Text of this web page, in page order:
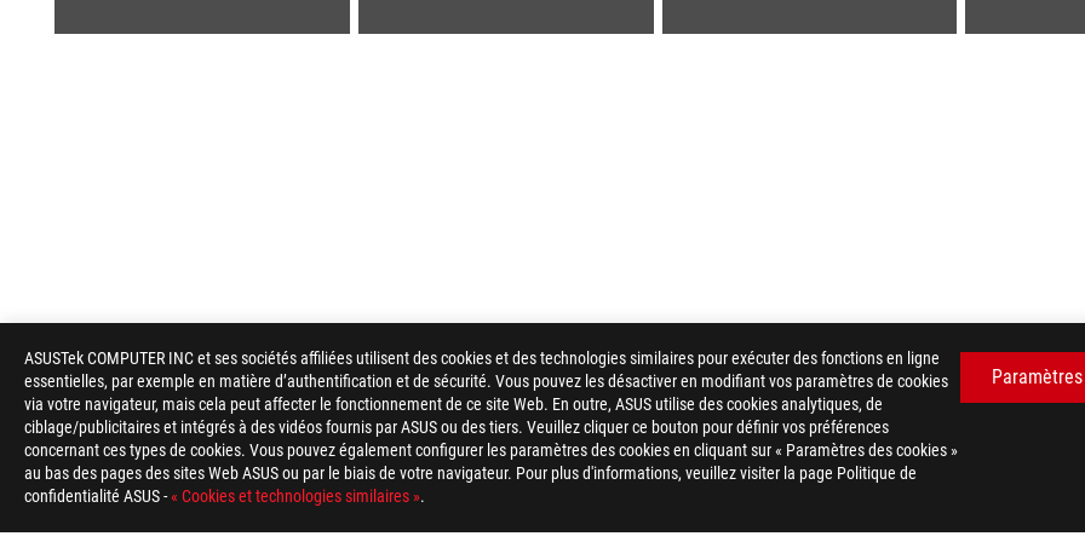
ASUSTek COMPUTER INC et ses sociétés affiliées utilisent des cookies et des technologies similaires pour exécuter des fonctions en ligne
essentielles, par exemple en matière d’authentification et de sécurité. Vous pouvez les désactiver en modifiant vos paramètres de cookies
via votre navigateur, mais cela peut affecter le fonctionnement de ce site Web. En outre, ASUS utilise des cookies analytiques, de
ciblage/publicitaires et intégrés à des vidéos fournis par ASUS ou des tiers. Veuillez cliquer ce bouton pour définir vos préférences
concernant ces types de cookies. Vous pouvez également configurer les paramètres des cookies en cliquant sur « Paramètres des cookies »
au bas des pages des sites Web ASUS ou par le biais de votre navigateur. Pour plus d'informations, veuillez visiter la page Politique de
confidentialité ASUS -« Cookies et technologies similaires ».
Footer
ASUS
> GAMING ALIMENTATIONS PC > ALIMENTATIONS PC FILTER > ROG-THOR-1600T-GAMING GALLERY
TYPE DE PAIEMENT ACCEPTÉ